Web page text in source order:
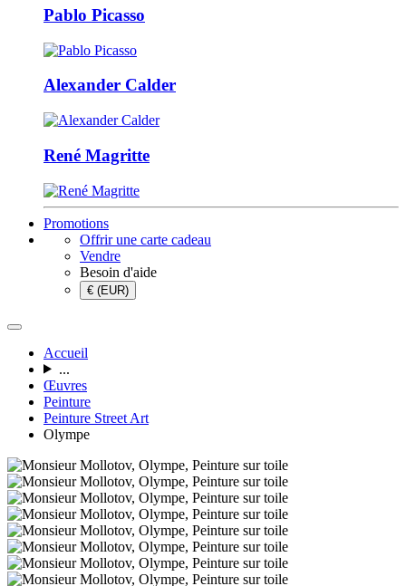
Pablo Picasso
Alexander Calder
René Magritte
Promotions
Offrir une carte cadeau
Vendre
Besoin d'aide
€ (EUR)
Accueil
...
Œuvres
Peinture
Peinture Street Art
Olympe